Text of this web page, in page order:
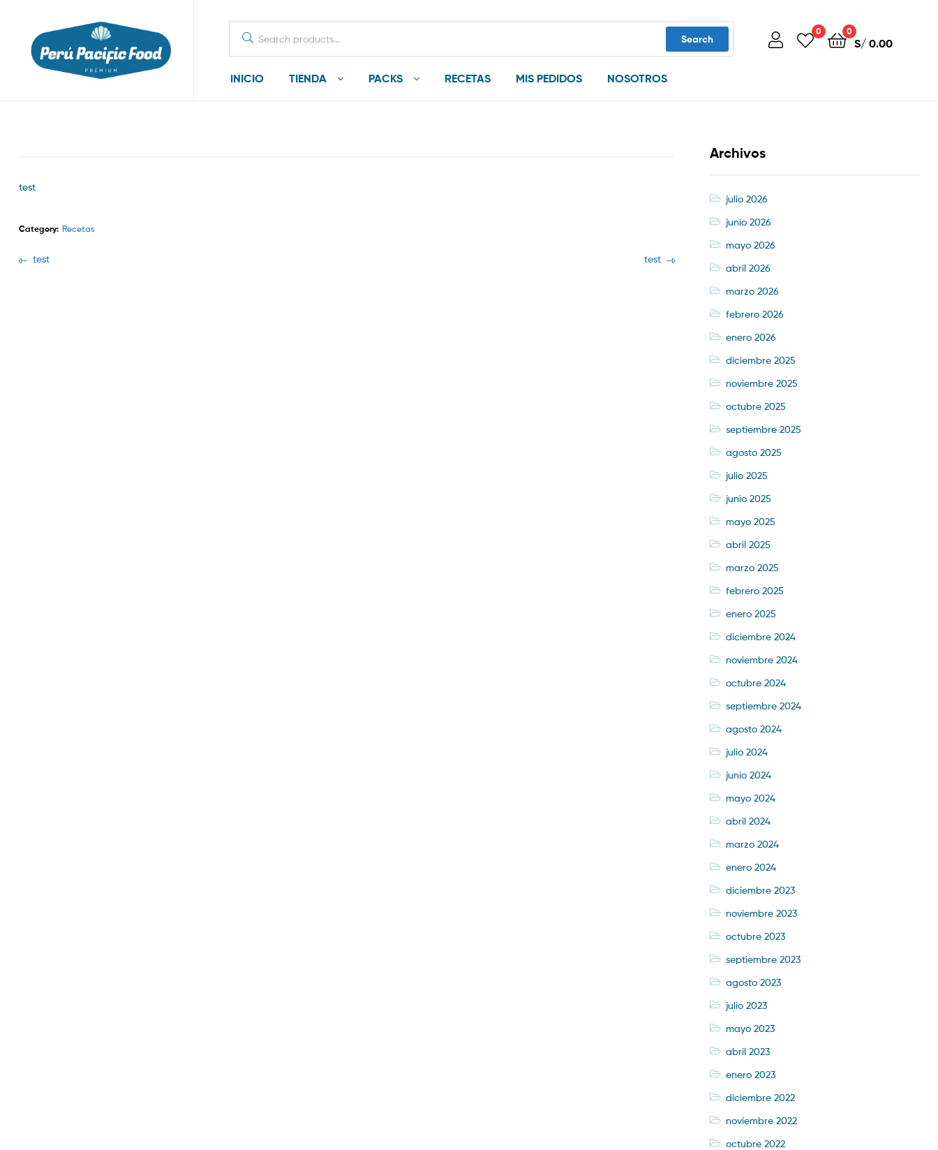
for:
Search
0 0
S/0.00
INICIO TIENDA PACKS RECETAS MIS PEDIDOS NOSOTROS
test
Category: Recetas
Navegación
Previous
test
Next
test
Archivos
julio 2026
junio 2026
mayo 2026
abril 2026
marzo 2026
febrero 2026
enero 2026
diciembre 2025
noviembre 2025
octubre 2025
septiembre 2025
agosto 2025
julio 2025
junio 2025
mayo 2025
abril 2025
marzo 2025
febrero 2025
enero 2025
diciembre 2024
noviembre 2024
octubre 2024
septiembre 2024
agosto 2024
julio 2024
junio 2024
mayo 2024
abril 2024
marzo 2024
enero 2024
diciembre 2023
noviembre 2023
octubre 2023
septiembre 2023
agosto 2023
julio 2023
mayo 2023
abril 2023
enero 2023
diciembre 2022
noviembre 2022
octubre 2022